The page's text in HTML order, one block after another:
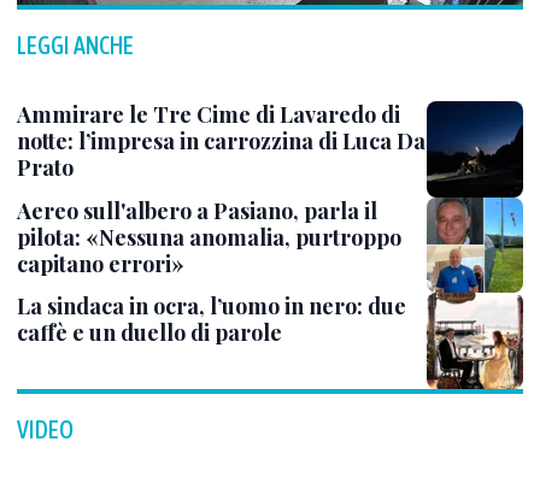
LEGGI ANCHE
Ammirare le Tre Cime di Lavaredo di
notte: l’impresa in carrozzina di Luca Da
Prato
Aereo sull'albero a Pasiano, parla il
pilota: «Nessuna anomalia, purtroppo
capitano errori»
La sindaca in ocra, l’uomo in nero: due
caffè e un duello di parole
VIDEO